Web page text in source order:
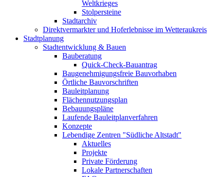
Weltkrieges
Stolpersteine
Stadtarchiv
Direktvermarkter und Hoferlebnisse im Wetteraukreis
Stadtplanung
Stadtentwicklung & Bauen
Bauberatung
Quick-Check-Bauantrag
Baugenehmigungsfreie Bauvorhaben
Örtliche Bauvorschriften
Bauleitplanung
Flächennutzungsplan
Bebauungspläne
Laufende Bauleitplanverfahren
Konzepte
Lebendige Zentren "Südliche Altstadt"
Aktuelles
Projekte
Private Förderung
Lokale Partnerschaften